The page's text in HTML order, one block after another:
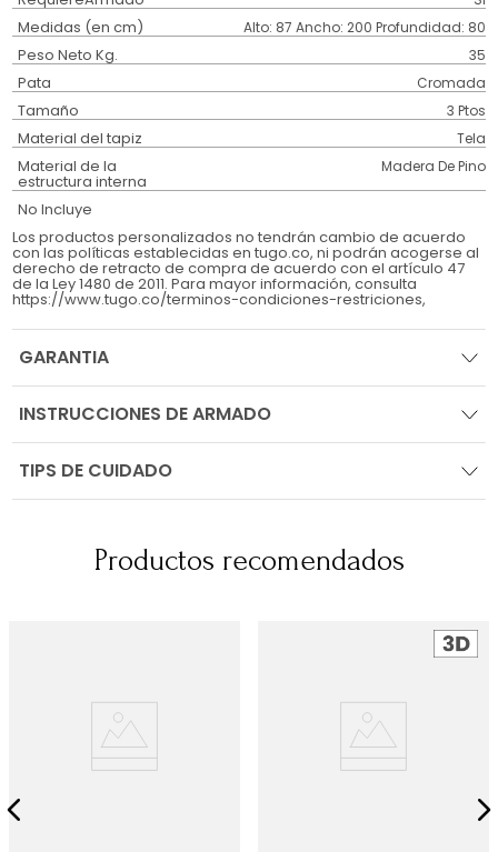
Medidas (en cm) Alto: 87 Ancho: 200 Profundidad: 80
Peso Neto Kg. 35
Pata Cromada
Tamaño 3 Ptos
Material del tapiz Tela
Material de la
estructura interna
Madera De Pino
No Incluye
Los productos personalizados no tendrán cambio de acuerdo
con las políticas establecidas en tugo.co, ni podrán acogerse al
derecho de retracto de compra de acuerdo con el artículo 47
de la Ley 1480 de 2011. Para mayor información, consulta
https://www.tugo.co/terminos-condiciones-restriciones,
GARANTIA
INSTRUCCIONES DE ARMADO
TIPS DE CUIDADO
Productos recomendados